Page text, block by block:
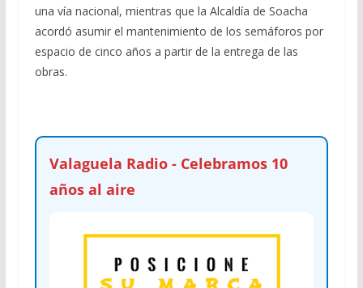
una vía nacional, mientras que la Alcaldía de Soacha
acordó asumir el mantenimiento de los semáforos por
espacio de cinco años a partir de la entrega de las
obras.
Valaguela Radio - Celebramos 10
años al aire